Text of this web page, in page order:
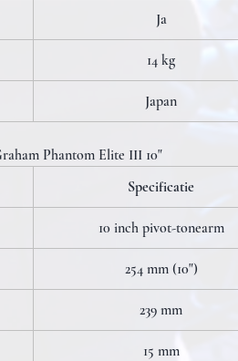
Ja
14 kg
Japan
Phantom Elite III 10"
Specificatie
10 inch pivot-tonearm
254 mm (10")
239 mm
15 mm